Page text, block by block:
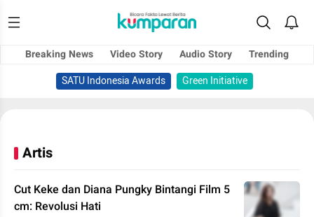
Breaking News Video Story Audio Story
Trending
SATU Indonesia Awards
Green Initiative
Artis
Cut Keke dan Diana Pungky Bintangi Film 5
cm: Revolusi Hati